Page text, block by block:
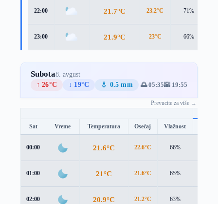
22:00 21.7°C 23.2°C 71%
23:00 21.9°C 23°C 66%
Subota8. avgust
↑ 26°C
↓ 19°C 💧 0.5 mm 🌅 05:35🌇 19:55
Prevucite za više →
Sat Vreme Temperatura Osećaj Vlažnost
00:00 21.6°C 22.6°C 66%
01:00 21°C 21.6°C 65%
02:00 20.9°C 21.2°C 63%